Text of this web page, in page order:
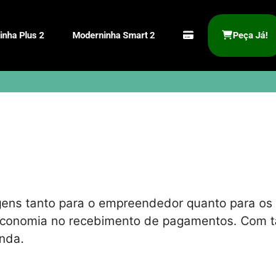
Plus 2 Moderninha Smart 2 Peça Já!
tanto para o empreendedor quanto para os
no recebimento de pagamentos. Com